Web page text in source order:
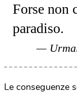
Forse non
paradiso.
Le conseguenze